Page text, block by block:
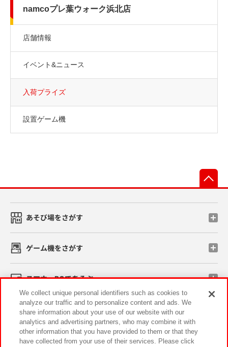
namcoプレ葉ウォーク浜北店
店舗情報
イベント&ニュース
入荷プライズ
設置ゲーム機
あそび場をさがす
ゲーム機をさがす
スマホ・PCであそぶ
イベント・キャンペーン
We collect unique personal identifiers such as cookies to
analyze our traffic and to personalize content and ads. We
share information about your use of our website with our
analytics and advertising partners, who may combine it with
other information that you have provided to them or that they
have collected from your use of their services. Please click